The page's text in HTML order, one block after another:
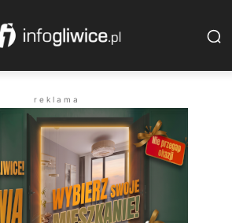
r e k l a m a